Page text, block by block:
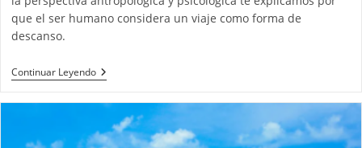
que el ser humano considera un viaje como forma de
descanso.
Continuar Leyendo¿Por
Qué
Viaje
Con
Descanso?